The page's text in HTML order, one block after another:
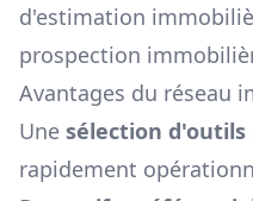
d'estimation
prospection
Avantages du réseau
Une sélection
rapidement